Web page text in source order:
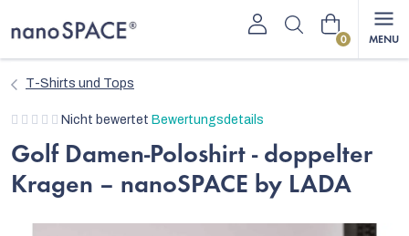
Inhalt
Warenkorb
T-Shirts und Tops
Die
Produktbewertung
ist
von
Nicht bewertet Bewertungsdetails
Golf Damen-Poloshirt - doppelter
Kragen – nanoSPACE by LADA